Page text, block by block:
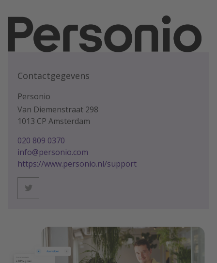
Contactgegevens
Personio
Van Diemenstraat 298
1013 CP Amsterdam
020 809 0370
info@personio.com
https://www.personio.nl/support